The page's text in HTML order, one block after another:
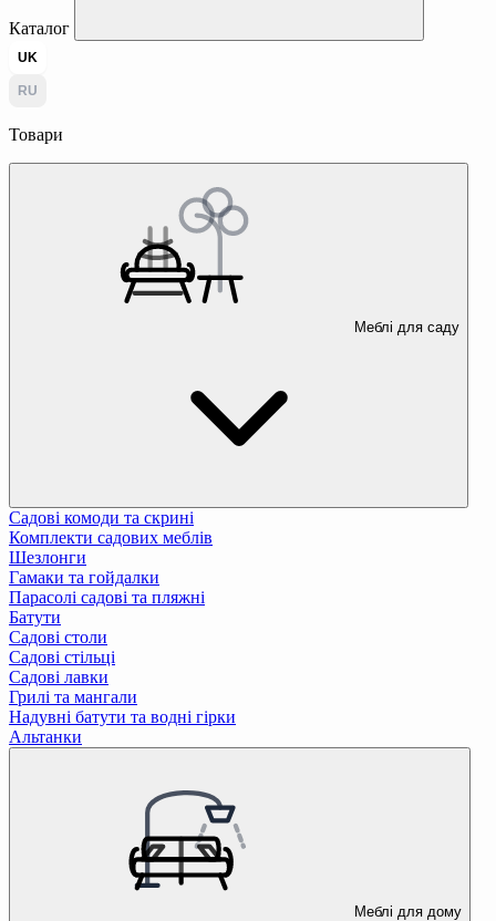
Каталог
UK
RU
Товари
Меблі для саду
Садові комоди та скрині
Комплекти садових меблів
Шезлонги
Гамаки та гойдалки
Парасолі садові та пляжні
Батути
Садові столи
Садові стільці
Садові лавки
Грилі та мангали
Надувні батути та водні гірки
Альтанки
Меблі для дому